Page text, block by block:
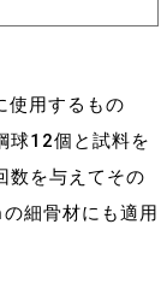
使用するもの
球12個と試料を
数を与えてその
細骨材にも適用